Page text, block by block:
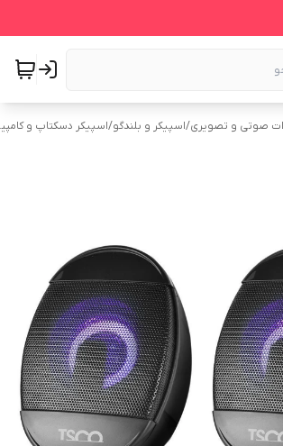
صوتی و تصویری/اسپیکر و بلندگو/اسپیکر دسکتاپ و